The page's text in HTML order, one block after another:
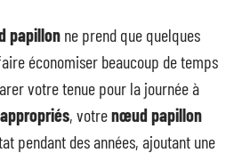
papillon ne prend que quelques
économiser beaucoup de temps
votre tenue pour la journée à
, votrenœud papillon
pendant des années, ajoutant une